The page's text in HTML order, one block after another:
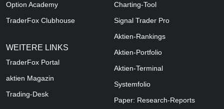
Option Academy
TraderFox Clubhouse
WEITERE LINKS
TraderFox Portal
aktien Magazin
Trading-Desk
Charting-Tool
Signal Trader Pro
Aktien-Rankings
Aktien-Portfolio
Aktien-Terminal
Systemfolio
Paper: Research-Reports